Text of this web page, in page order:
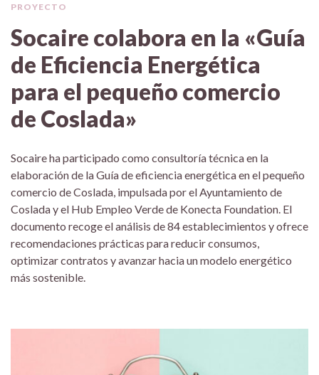
PROYECTO
Socaire colabora en la «Guía
de Eficiencia Energética
para el pequeño comercio
de Coslada»
Socaire ha participado como consultoría técnica en la
elaboración de la Guía de eficiencia energética en el pequeño
comercio de Coslada, impulsada por el Ayuntamiento de
Coslada y el Hub Empleo Verde de Konecta Foundation. El
documento recoge el análisis de 84 establecimientos y ofrece
recomendaciones prácticas para reducir consumos,
optimizar contratos y avanzar hacia un modelo energético
más sostenible.